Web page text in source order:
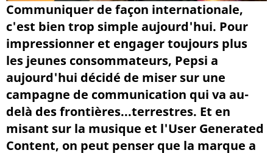
Communiquer de façon internationale,
c'est bien trop simple aujourd'hui. Pour
impressionner et engager toujours plus
les jeunes consommateurs, Pepsi a
aujourd'hui décidé de miser sur une
campagne de communication qui va au-
delà des frontières...terrestres. Et en
misant sur la musique et l'User Generated
Content, on peut penser que la marque a